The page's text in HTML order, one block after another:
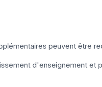
peuvent être
d'enseignement et